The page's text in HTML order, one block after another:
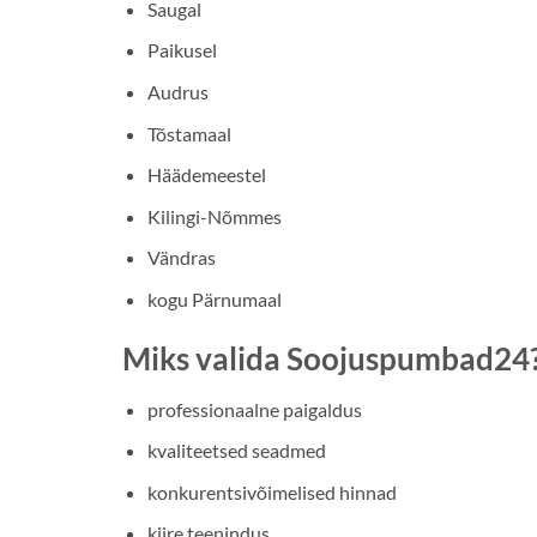
Saugal
Paikusel
Audrus
Tõstamaal
Häädemeestel
Kilingi-Nõmmes
Vändras
kogu Pärnumaal
Miks valida
professionaalne paigaldus
kvaliteetsed seadmed
konkurentsivõimelised hinnad